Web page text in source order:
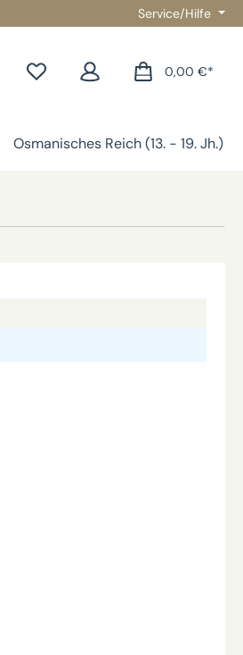
Service/Hilfe
0,00 €*
Osmanisches Reich (13. - 19. Jh.)